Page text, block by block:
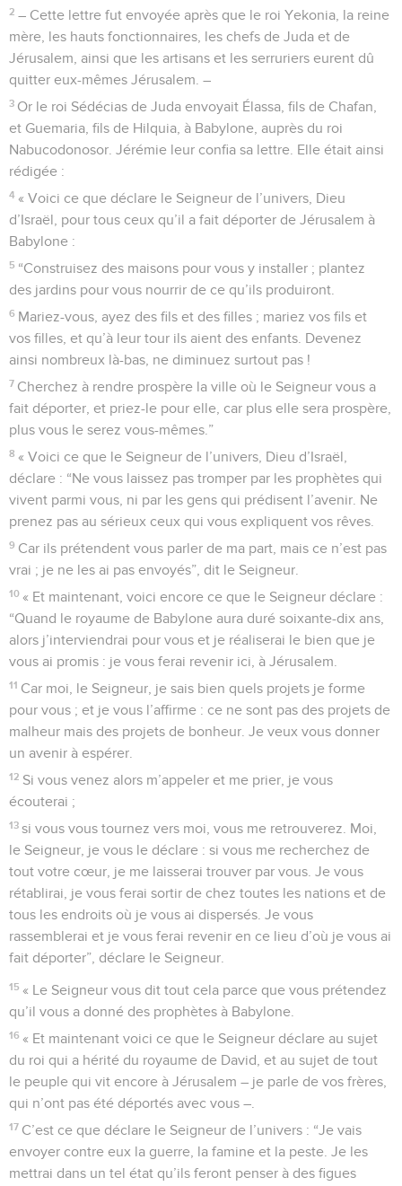
2 – Cette lettre fut envoyée après que le roi Yekonia, la reine
mère, les hauts fonctionnaires, les chefs de Juda et de
Jérusalem, ainsi que les artisans et les serruriers eurent dû
quitter eux-mêmes Jérusalem. –
3 Or le roi Sédécias de Juda envoyait Élassa, fils de Chafan,
et Guemaria, fils de Hilquia, à Babylone, auprès du roi
Nabucodonosor. Jérémie leur confia sa lettre. Elle était ainsi
rédigée :
4 « Voici ce que déclare le Seigneur de l’univers, Dieu
d’Israël, pour tous ceux qu’il a fait déporter de Jérusalem à
Babylone :
5 “Construisez des maisons pour vous y installer ; plantez
des jardins pour vous nourrir de ce qu’ils produiront.
6 Mariez-vous, ayez des fils et des filles ; mariez vos fils et
vos filles, et qu’à leur tour ils aient des enfants. Devenez
ainsi nombreux là-bas, ne diminuez surtout pas !
7 Cherchez à rendre prospère la ville où le Seigneur vous a
fait déporter, et priez-le pour elle, car plus elle sera prospère,
plus vous le serez vous-mêmes.”
8 « Voici ce que le Seigneur de l’univers, Dieu d’Israël,
déclare : “Ne vous laissez pas tromper par les prophètes qui
vivent parmi vous, ni par les gens qui prédisent l’avenir. Ne
prenez pas au sérieux ceux qui vous expliquent vos rêves.
9 Car ils prétendent vous parler de ma part, mais ce n’est pas
vrai ; je ne les ai pas envoyés”, dit le Seigneur.
10 « Et maintenant, voici encore ce que le Seigneur déclare :
“Quand le royaume de Babylone aura duré soixante-dix ans,
alors j’interviendrai pour vous et je réaliserai le bien que je
vous ai promis : je vous ferai revenir ici, à Jérusalem.
11 Car moi, le Seigneur, je sais bien quels projets je forme
pour vous ; et je vous l’affirme : ce ne sont pas des projets de
malheur mais des projets de bonheur. Je veux vous donner
un avenir à espérer.
12 Si vous venez alors m’appeler et me prier, je vous
écouterai ;
13 si vous vous tournez vers moi, vous me retrouverez. Moi,
le Seigneur, je vous le déclare : si vous me recherchez de
tout votre cœur, je me laisserai trouver par vous. Je vous
rétablirai, je vous ferai sortir de chez toutes les nations et de
tous les endroits où je vous ai dispersés. Je vous
rassemblerai et je vous ferai revenir en ce lieu d’où je vous ai
fait déporter”, déclare le Seigneur.
15 « Le Seigneur vous dit tout cela parce que vous prétendez
qu’il vous a donné des prophètes à Babylone.
16 « Et maintenant voici ce que le Seigneur déclare au sujet
du roi qui a hérité du royaume de David, et au sujet de tout
le peuple qui vit encore à Jérusalem – je parle de vos frères,
qui n’ont pas été déportés avec vous –.
17 C’est ce que déclare le Seigneur de l’univers : “Je vais
envoyer contre eux la guerre, la famine et la peste. Je les
mettrai dans un tel état qu’ils feront penser à des figues